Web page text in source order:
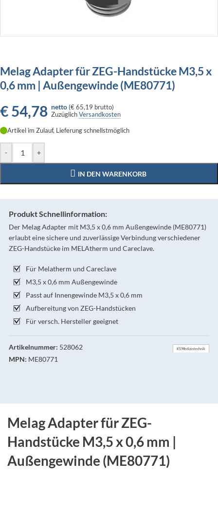
Melag Adapter für ZEG-Handstücke M3,5 x
0,6 mm | Außengewinde (ME80771)
€54,78 netto (€ 65,19 brutto)
ZuzüglichVersandkosten
Artikel im Zulauf, Lieferung schnellstmöglich
- +
IN DEN WARENKORB
Produkt Schnellinformation:
Der Melag Adapter mit M3,5 x 0,6 mm Außengewinde (ME80771)
erlaubt eine sichere und zuverlässige Verbindung verschiedener
ZEG-Handstücke im MELAtherm und Careclave.
Für Melatherm und Careclave
M3,5 x 0,6 mm Außengewinde
Passt auf Innengewinde M3,5 x 0,6 mm
Aufbereitung von ZEG-Handstücken
Für versch. Hersteller geeignet
Artikelnummer: 528062
MPN: ME80771
KS Medizintechnik
Melag Adapter für ZEG-
Handstücke M3,5 x 0,6 mm |
Außengewinde (ME80771)